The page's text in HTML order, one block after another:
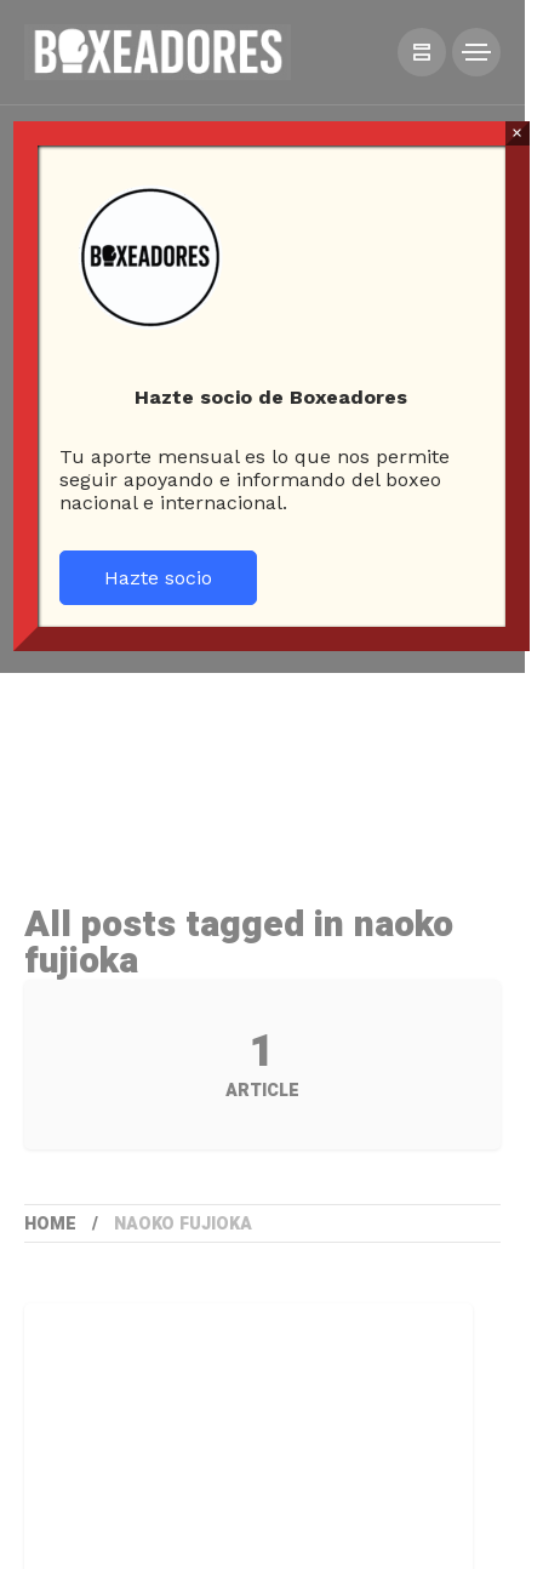
All posts tagged in naoko
fujioka
1
ARTICLE
HOME NAOKO FUJIOKA
Hazte socio de Boxeadores
Tu aporte mensual es lo que nos permite
seguir apoyando e informando del boxeo
nacional e internacional.
Hazte socio
×